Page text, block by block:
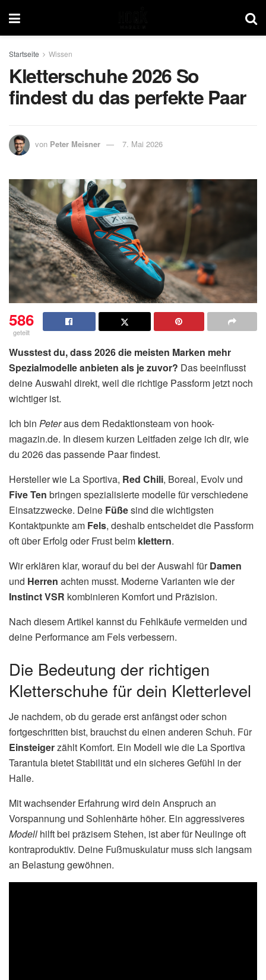
Startseite Wissen
Kletterschuhe 2026 So
findest du das perfekte Paar
von Peter Meisner 7. Mai 2026
586
geteilt
Wusstest du, dass 2026 die meisten Marken mehr
Spezialmodelle anbieten als je zuvor? Das beeinflusst
deine Auswahl direkt, weil die richtige Passform jetzt noch
wichtiger ist.
Ich bin Peteraus dem Redaktionsteam von hook-
magazin.de. In diesem kurzen Leitfaden zeige ich dir, wie
du 2026 das passende Paar findest.
Hersteller wie La Sportiva, Red Chili, Boreal, Evolv und
Five Ten bringen spezialisierte modelle für verschiedene
Einsatzzwecke. Deine Füßesind die wichtigsten
Kontaktpunkte am Fels, deshalb entscheidet die Passform
oft über Erfolg oder Frust beim klettern.
Wir erklären klar, worauf du bei der Auswahl fürDamen
und Herren achten musst. Moderne Varianten wie der
Instinct VSR kombinieren Komfort und Präzision.
Nach diesem Artikel kannst du Fehlkäufe vermeiden und
deine Performance am Fels verbessern.
Die Bedeutung der richtigen
Kletterschuhe für dein Kletterlevel
Je nachdem, ob du gerade erst anfängst oder schon
fortgeschritten bist, brauchst du einen anderen Schuh. Für
Einsteigerzählt Komfort. Ein Modell wie die La Sportiva
Tarantula bietet Stabilität und ein sicheres Gefühl in der
Halle.
Mit wachsender Erfahrung wird dein Anspruch an
Vorspannung und Sohlenhärte höher. Ein aggressiveres
Modell hilft bei präzisem Stehen, ist aber für Neulinge oft
kontraproduktiv. Deine Fußmuskulatur muss sich langsam
an Belastung gewöhnen.